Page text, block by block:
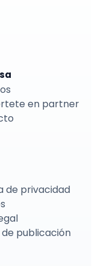
en partner
de privacidad
de publicación